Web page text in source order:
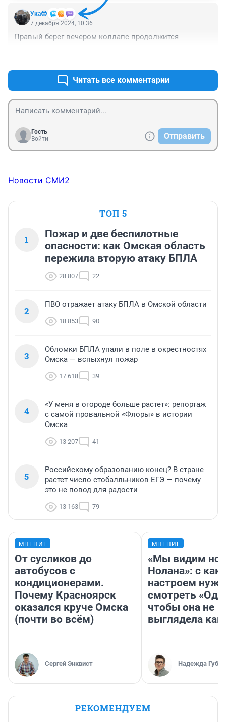
Ука😎
7 декабря 2024, 10:36
Правый берег вечером коллапс продолжится
Читать все комментарии
Гость
Войти
Отправить
Новости СМИ2
ТОП 5
1
Пожар и две беспилотные
опасности: как Омская область
пережила вторую атаку БПЛА
28 807 22
2
ПВО отражает атаку БПЛА в Омской области
18 853 90
3
Обломки БПЛА упали в поле в окрестностях
Омска — вспыхнул пожар
17 618 39
4
«У меня в огороде больше растет»: репортаж
с самой провальной «Флоры» в истории
Омска
13 207 41
5
Российскому образованию конец? В стране
растет число стобалльников ЕГЭ — почему
это не повод для радости
13 163 79
МНЕНИЕ
От сусликов до
автобусов с
кондиционерами.
Почему Красноярск
оказался круче Омска
(почти во всём)
Сергей Энквист
МНЕНИЕ
«Мы видим
Нолана»: с
настроем
смотреть
чтобы она не
выглядела как
Надежда
РЕКОМЕНДУЕМ